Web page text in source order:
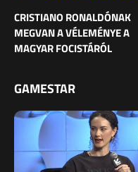
CRISTIANO RONALDÓNAK
MEGVAN A VÉLEMÉNYE A
MAGYAR FOCISTÁRÓL
GAMESTAR